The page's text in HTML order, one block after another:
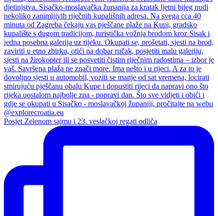
Posjet Zelenom sajmu i 23. veslačkoj regati odliča